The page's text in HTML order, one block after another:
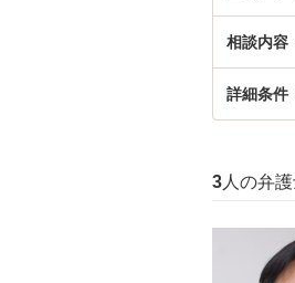
相談内容
詳細条件
3 人の弁